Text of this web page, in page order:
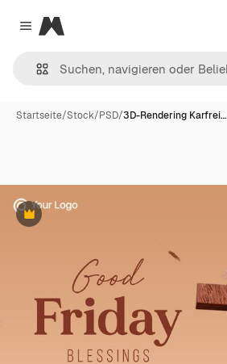
Close menu
Magnific
Startseite/Stock/PSD/3D-Rendering Karfrei…
Premium